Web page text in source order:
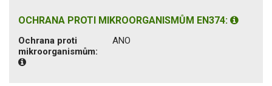
OCHRANA PROTI MIKROORGANISMŮM EN374:
Ochrana proti
mikroorganismům:
ANO